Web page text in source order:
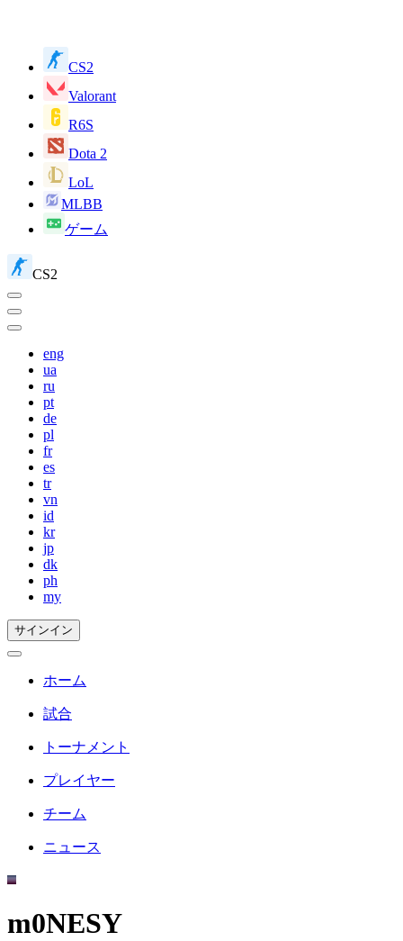
CS2
Valorant
R6S
Dota 2
LoL
MLBB
ゲーム
CS2
eng
ua
ru
pt
de
pl
fr
es
tr
vn
id
kr
jp
dk
ph
my
サインイン
ホーム
試合
トーナメント
プレイヤー
チーム
ニュース
m0NESY